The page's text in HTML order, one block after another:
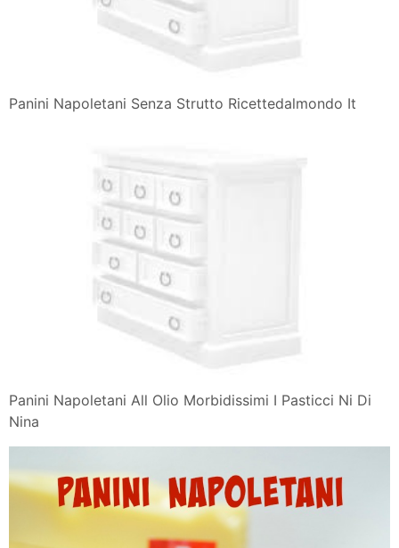
Panini Napoletani Senza Strutto Ricettedalmondo It
Panini Napoletani All Olio Morbidissimi I Pasticci Ni Di
Nina